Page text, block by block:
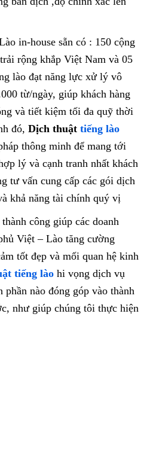
in-house sẵn có : 150 cộng
rộng khắp Việt Nam và 05
lào đạt năng lực xử lý vô
từ/ngày, giúp khách hàng
và tiết kiệm tối đa quỹ thời
đó, Dịch thuật tiếng lào
thông minh để mang tới
lý và cạnh tranh nhất khách
tư vấn cung cấp các gói dịch
khả năng tài chính quý vị
công giúp các doanh
Việt – Lào tăng cường
tốt đẹp và mối quan hệ kinh
tiếng lào hi vọng dịch vụ
nào đóng góp vào thành
như giúp chúng tôi thực hiện